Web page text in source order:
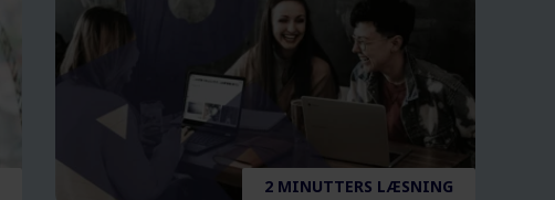
2 MINUTTERS LÆSNING